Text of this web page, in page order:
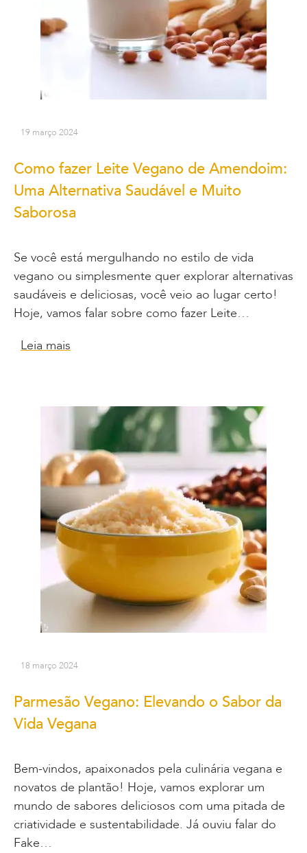
19 março 2024
Como fazer Leite Vegano de Amendoim:
Uma Alternativa Saudável e Muito
Saborosa
Se você está mergulhando no estilo de vida
vegano ou simplesmente quer explorar alternativas
saudáveis e deliciosas, você veio ao lugar certo!
Hoje, vamos falar sobre como fazer Leite…
Leia mais
18 março 2024
Parmesão Vegano: Elevando o Sabor da
Vida Vegana
Bem-vindos, apaixonados pela culinária vegana e
novatos de plantão! Hoje, vamos explorar um
mundo de sabores deliciosos com uma pitada de
criatividade e sustentabilidade. Já ouviu falar do
Fake…